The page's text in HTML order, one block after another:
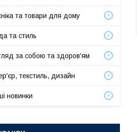
та товари для дому
та стиль
за собою та здоров'ям
текстиль, дизайн
новинки